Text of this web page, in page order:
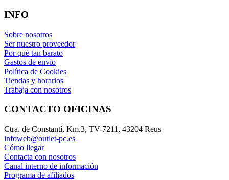
INFO
Sobre nosotros
Ser nuestro proveedor
Por qué tan barato
Gastos de envío
Política de Cookies
Tiendas y horarios
Trabaja con nosotros
CONTACTO OFICINAS
Ctra. de Constantí, Km.3, TV-7211, 43204 Reus
infoweb@outlet-pc.es
Cómo llegar
Contacta con nosotros
Canal interno de información
Programa de afiliados